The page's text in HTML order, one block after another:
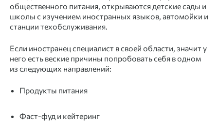
общественного питания, открываются детские сады и
школы с изучением иностранных языков, автомойки и
станции техобслуживания.
Если иностранец специалист в своей области, значит у
него есть веские причины попробовать себя в одном
из следующих направлений:
Продукты питания
Фаст-фуд и кейтеринг